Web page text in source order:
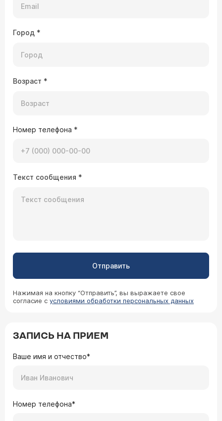
Город *
Возраст *
Номер телефона *
Текст сообщения *
Отправить
Нажимая на кнопку “Отправить”, вы выражаете свое
согласие с условиями обработки персональных данных
ЗАПИСЬ НА ПРИЕМ
Ваше имя и отчество*
Номер телефона*